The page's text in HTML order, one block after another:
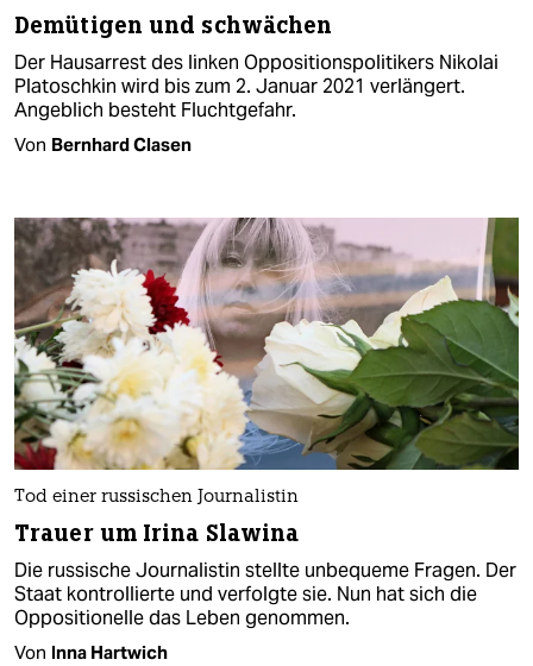
Demütigen und schwächen
Der Hausarrest des linken Oppositionspolitikers Nikolai
Platoschkin wird bis zum 2. Januar 2021 verlängert.
Angeblich besteht Fluchtgefahr.
Von Bernhard Clasen
Tod einer russischen Journalistin
Trauer um Irina Slawina
Die russische Journalistin stellte unbequeme Fragen. Der
Staat kontrollierte und verfolgte sie. Nun hat sich die
Oppositionelle das Leben genommen.
Von Inna Hartwich